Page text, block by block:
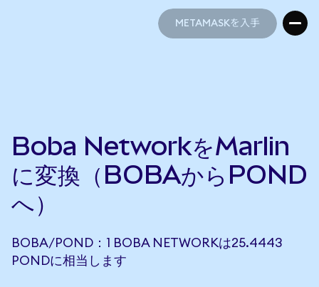
METAMASKを入手
Boba NetworkをMarlin
に変換（BOBAからPOND
へ）
BOBA/POND：1 BOBA NETWORKは25.4443
PONDに相当します